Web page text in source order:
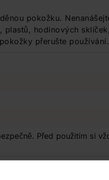
pokožku.
hodinových
přerušte používání.
Před použitím si